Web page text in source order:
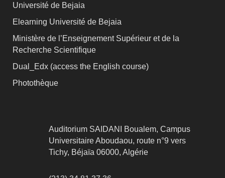
Université de Bejaia
Elearning Université de Bejaia
Ministère de l’Enseignement Supérieur et de la
Recherche Scientifique
Dual_Edx (access the English course)
Photothèque
Auditorium SAIDANI Boualem, Campus
Universitaire Aboudaou, route n°9 vers
Tichy, Béjaïa 06000, Algérie